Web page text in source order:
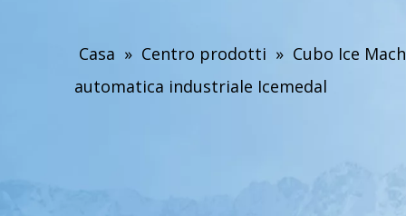
Casa » Centro prodotti » Cubo Ice
automatica industriale Icemedal